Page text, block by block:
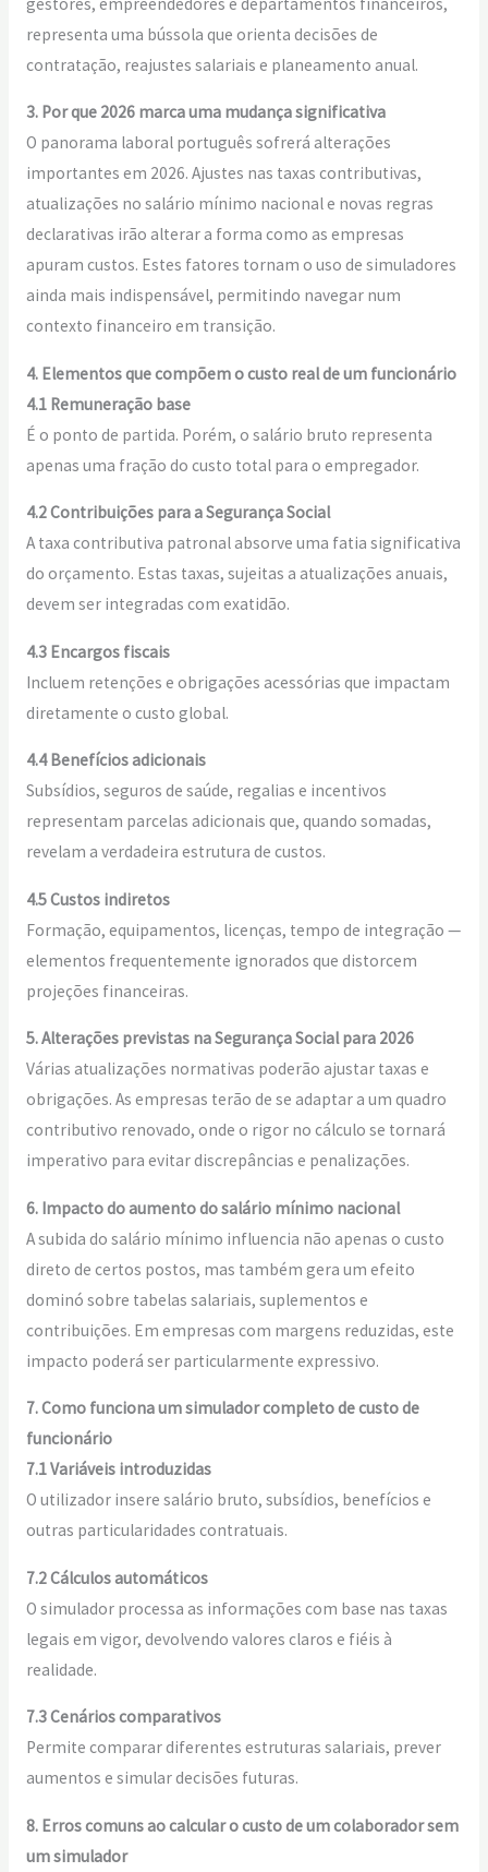
representa uma bússola que orienta decisões de
contratação, reajustes salariais e planeamento anual.
3. Por que 2026 marca uma mudança significativa
O panorama laboral português sofrerá alterações
importantes em 2026. Ajustes nas taxas contributivas,
atualizações no salário mínimo nacional e novas regras
declarativas irão alterar a forma como as empresas
apuram custos. Estes fatores tornam o uso de simuladores
ainda mais indispensável, permitindo navegar num
contexto financeiro em transição.
4. Elementos que compõem o custo real de um funcionário
4.1 Remuneração base
É o ponto de partida. Porém, o salário bruto representa
apenas uma fração do custo total para o empregador.
4.2 Contribuições para a Segurança Social
A taxa contributiva patronal absorve uma fatia significativa
do orçamento. Estas taxas, sujeitas a atualizações anuais,
devem ser integradas com exatidão.
4.3 Encargos fiscais
Incluem retenções e obrigações acessórias que impactam
diretamente o custo global.
4.4 Benefícios adicionais
Subsídios, seguros de saúde, regalias e incentivos
representam parcelas adicionais que, quando somadas,
revelam a verdadeira estrutura de custos.
4.5 Custos indiretos
Formação, equipamentos, licenças, tempo de integração —
elementos frequentemente ignorados que distorcem
projeções financeiras.
5. Alterações previstas na Segurança Social para 2026
Várias atualizações normativas poderão ajustar taxas e
obrigações. As empresas terão de se adaptar a um quadro
contributivo renovado, onde o rigor no cálculo se tornará
imperativo para evitar discrepâncias e penalizações.
6. Impacto do aumento do salário mínimo nacional
A subida do salário mínimo influencia não apenas o custo
direto de certos postos, mas também gera um efeito
dominó sobre tabelas salariais, suplementos e
contribuições. Em empresas com margens reduzidas, este
impacto poderá ser particularmente expressivo.
7. Como funciona um simulador completo de custo de
funcionário
7.1 Variáveis introduzidas
O utilizador insere salário bruto, subsídios, benefícios e
outras particularidades contratuais.
7.2 Cálculos automáticos
O simulador processa as informações com base nas taxas
legais em vigor, devolvendo valores claros e fiéis à
realidade.
7.3 Cenários comparativos
Permite comparar diferentes estruturas salariais, prever
aumentos e simular decisões futuras.
8. Erros comuns ao calcular o custo de um colaborador sem
um simulador